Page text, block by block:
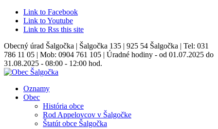
Link to Facebook
Link to Youtube
Link to Rss this site
Obecný úrad Šalgočka | Šalgočka 135 | 925 54 Šalgočka | Tel: 031
786 11 05 | Mob: 0904 761 105 | Úradné hodiny - od 01.07.2025 do
31.08.2025 - 08:00 - 12:00 hod.
Oznamy
Obec
História obce
Rod Appelovcov v Šalgočke
Štatút obce Šalgočka